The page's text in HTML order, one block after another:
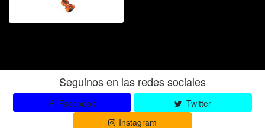
Seguinos en las redes sociales
Facebook
Twitter
Instagram